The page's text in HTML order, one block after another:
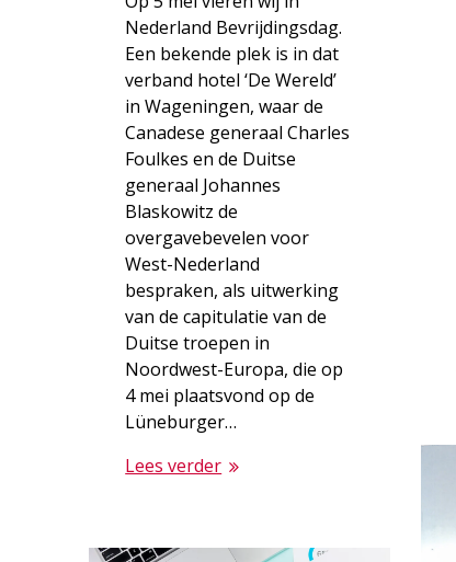
Nederland Bevrijdingsdag.
Een bekende plek is in dat
verband hotel ‘De Wereld’
in Wageningen, waar de
Canadese generaal Charles
Foulkes en de Duitse
generaal Johannes
Blaskowitz de
overgavebevelen voor
West-Nederland
bespraken, als uitwerking
van de capitulatie van de
Duitse troepen in
Noordwest-Europa, die op
4 mei plaatsvond op de
Lüneburger…
Lees verder